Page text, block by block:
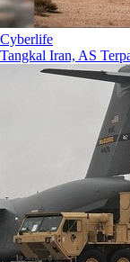
Cyberlife
Tangkal Iran, AS